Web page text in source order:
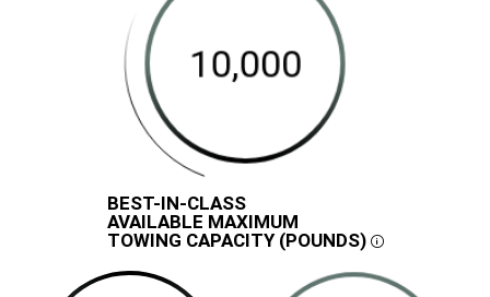
BEST-IN-CLASS
AVAILABLE MAXIMUM
TOWING CAPACITY (POUNDS)
DISCLOSURE